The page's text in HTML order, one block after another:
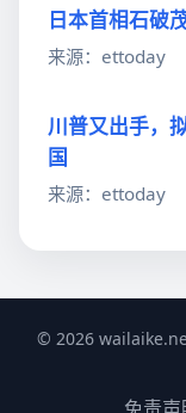
日本首相石破
来源：ettoday
川普又出手，
国
来源：ettoday
© 2026